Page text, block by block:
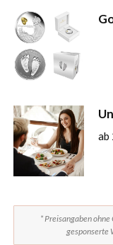
* Preisangaben
gesponserte